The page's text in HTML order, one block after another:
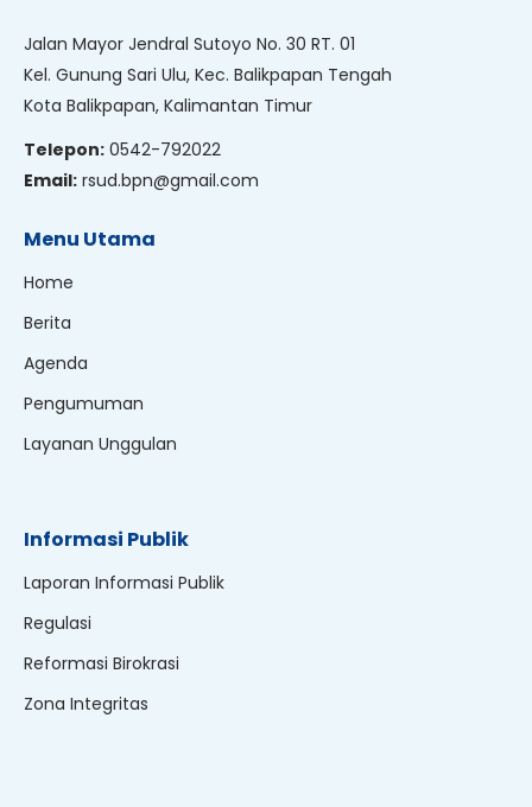
Jalan Mayor Jendral Sutoyo No. 30 RT. 01
Kel. Gunung Sari Ulu, Kec. Balikpapan Tengah
Kota Balikpapan, Kalimantan Timur
Telepon: 0542-792022
Email: rsud.bpn@gmail.com
Menu Utama
Home
Berita
Agenda
Pengumuman
Layanan Unggulan
Informasi Publik
Laporan Informasi Publik
Regulasi
Reformasi Birokrasi
Zona Integritas